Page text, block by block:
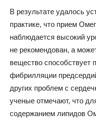
В результате удалось
практике, что прием
наблюдается высокий
не рекомендован, а
вещество способствует
фибрилляции
других проблем с
ученые отмечают, что
содержанием липидов